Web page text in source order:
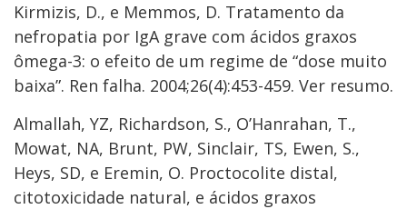
Kirmizis, D., e Memmos, D. Tratamento da
nefropatia por IgA grave com ácidos graxos
ômega-3: o efeito de um regime de “dose muito
baixa”. Ren falha. 2004;26(4):453-459. Ver resumo.
Almallah, YZ, Richardson, S., O’Hanrahan, T.,
Mowat, NA, Brunt, PW, Sinclair, TS, Ewen, S.,
Heys, SD, e Eremin, O. Proctocolite distal,
citotoxicidade natural, e ácidos graxos